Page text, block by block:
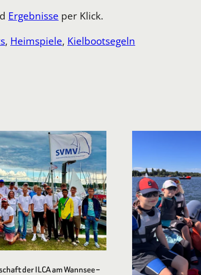
Ergebnisse per Klick.
, Heimspiele, Kielbootsegeln
der ILCA am Wannsee –